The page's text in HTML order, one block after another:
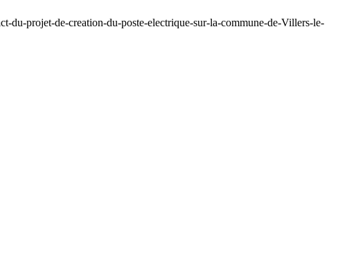
du-projet-de-creation-du-poste-electrique-sur-la-commune-de-Villers-le-